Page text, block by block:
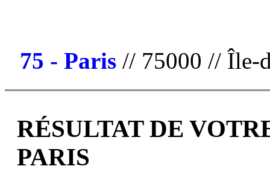
75 - Paris // 75000 // Île-
RÉSULTAT DE
PARIS